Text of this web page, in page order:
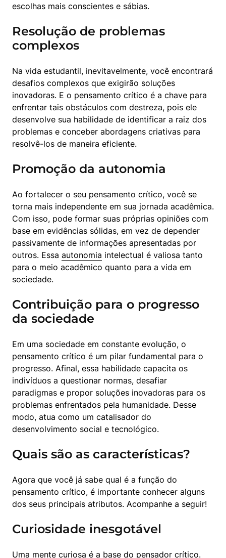
escolhas mais conscientes e sábias.
Resolução de problemas
complexos
Na vida estudantil, inevitavelmente, você encontrará
desafios complexos que exigirão soluções
inovadoras. E o pensamento crítico é a chave para
enfrentar tais obstáculos com destreza, pois ele
desenvolve sua habilidade de identificar a raiz dos
problemas e conceber abordagens criativas para
resolvê-los de maneira eficiente.
Promoção da autonomia
Ao fortalecer o seu pensamento crítico, você se
torna mais independente em sua jornada acadêmica.
Com isso, pode formar suas próprias opiniões com
base em evidências sólidas, em vez de depender
passivamente de informações apresentadas por
outros. Essa autonomia intelectual é valiosa tanto
para o meio acadêmico quanto para a vida em
sociedade.
Contribuição para o progresso
da sociedade
Em uma sociedade em constante evolução, o
pensamento crítico é um pilar fundamental para o
progresso. Afinal, essa habilidade capacita os
indivíduos a questionar normas, desafiar
paradigmas e propor soluções inovadoras para os
problemas enfrentados pela humanidade. Desse
modo, atua como um catalisador do
desenvolvimento social e tecnológico.
Quais são as características?
Agora que você já sabe qual é a função do
pensamento crítico, é importante conhecer alguns
dos seus principais atributos. Acompanhe a seguir!
Curiosidade inesgotável
Uma mente curiosa é a base do pensador crítico.